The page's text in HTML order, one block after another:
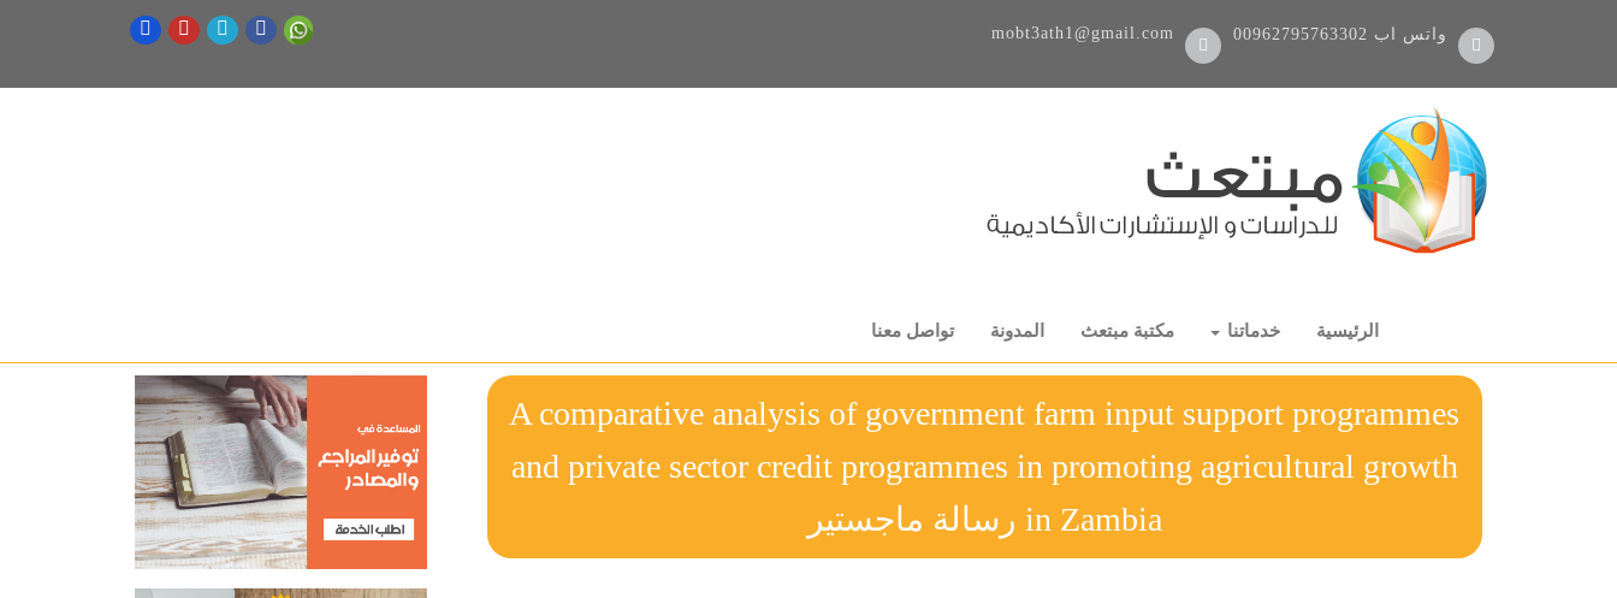
00962795763302 واتس اب mobt3ath1@gmail.com
الرئيسية خدماتنا مكتبة مبتعث المدونة تواصل معنا
A comparative analysis of government farm input support programmes
and private sector credit programmes in promoting agricultural growth
in Zambia رسالة ماجستير